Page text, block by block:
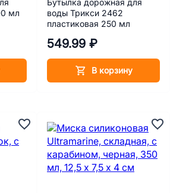
мл
Бутылка дорожная для
воды Трикси 2462
пластиковая 250 мл
549.99 ₽
В корзину